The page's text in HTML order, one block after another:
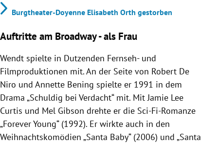
Burgtheater-Doyenne Elisabeth Orth gestorben
Auftritte am Broadway - als Frau
Wendt spielte in Dutzenden Fernseh- und
Filmproduktionen mit. An der Seite von Robert De
Niro und Annette Bening spielte er 1991 in dem
Drama „Schuldig bei Verdacht“ mit. Mit Jamie Lee
Curtis und Mel Gibson drehte er die Sci-Fi-Romanze
„Forever Young“ (1992). Er wirkte auch in den
Weihnachtskomödien „Santa Baby“ (2006) und „Santa